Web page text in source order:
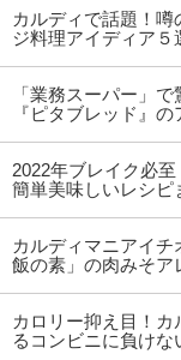
カルディで話題！
ジ料理アイディア５
「業務スーパー」
『ピタブレッド』
2022年ブレイク必
簡単美味しいレシピ
カルディマニアイ
飯の素」の肉みそア
カロリー抑え目！
るコンビニに負け